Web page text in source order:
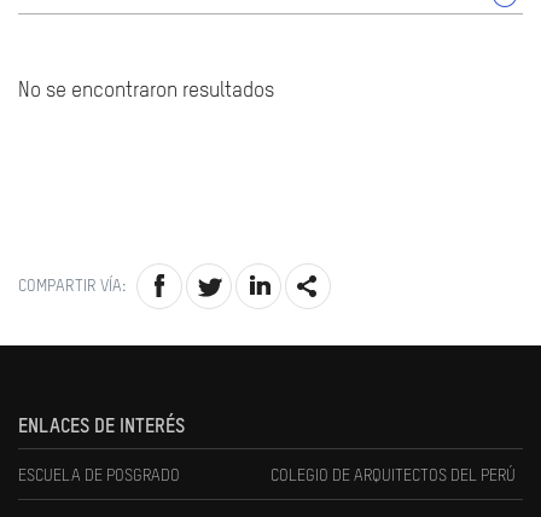
No se encontraron resultados
COMPARTIR VÍA:
ENLACES DE INTERÉS
ESCUELA DE POSGRADO COLEGIO DE ARQUITECTOS DEL PERÚ